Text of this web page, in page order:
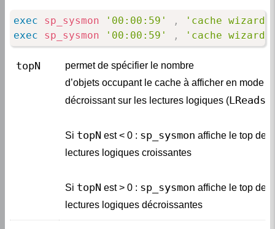
exec sp_sysmon '00:00:59' ,
'cache wizard'
exec
sp_sysmon '00:00:59' , 'cache wizard'
topN
permet de spécifier le nombre
d’objets occupant le cache à afficher en mode
décroissant sur les lectures logiques (LReads
Si topN est < 0 : sp_sysmon affiche le top des
lectures logiques croissantes
Si topN est > 0 : sp_sysmon affiche le top des
lectures logiques décroissantes